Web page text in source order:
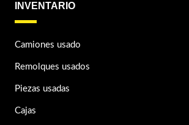
INVENTARIO
Camiones usado
Remolques usados
Piezas usadas
Cajas